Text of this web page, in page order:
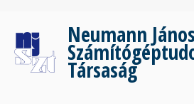
tartalomra
Neumann János
Társaság